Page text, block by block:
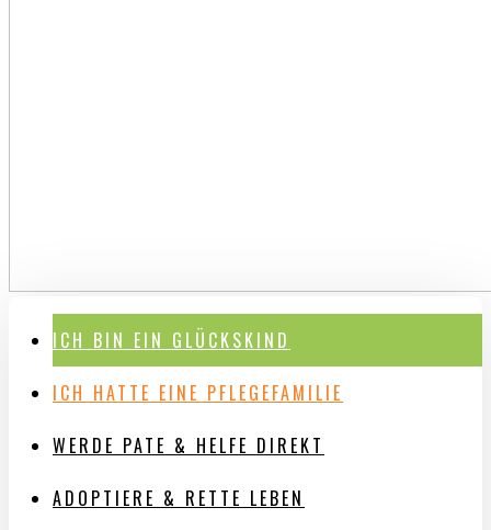
ICH BIN EIN GLÜCKSKIND
ICH HATTE EINE PFLEGEFAMILIE
WERDE PATE & HELFE DIREKT
ADOPTIERE & RETTE LEBEN